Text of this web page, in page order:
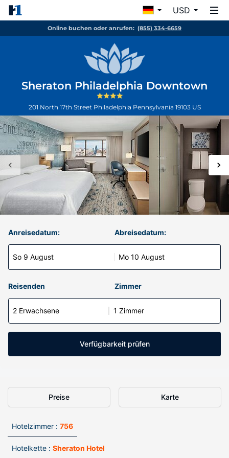
USD
Online buchen oder anrufen: (855) 334-6659
Sheraton Philadelphia Downtown
201 North 17th Street Philadelphia Pennsylvania 19103 US
Anreisedatum:
So 9 August
Abreisedatum:
Mo 10 August
Reisenden Zimmer
2 Erwachsene 1 Zimmer
Verfügbarkeit prüfen
Preise Karte
Hotelzimmer : 756
Hotelkette : Sheraton Hotel